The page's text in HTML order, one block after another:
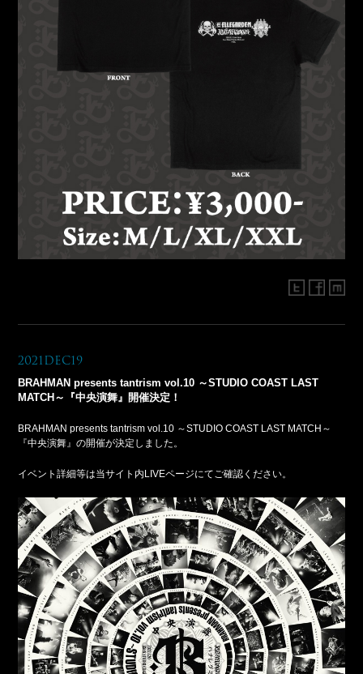
2021Dec19
BRAHMAN presents tantrism vol.10 ～STUDIO COAST LAST
MATCH～『中央演舞』開催決定！
BRAHMAN presents tantrism vol.10 ～STUDIO COAST LAST MATCH～
『中央演舞』の開催が決定しました。
イベント詳細等は当サイト内LIVEページにてご確認ください。